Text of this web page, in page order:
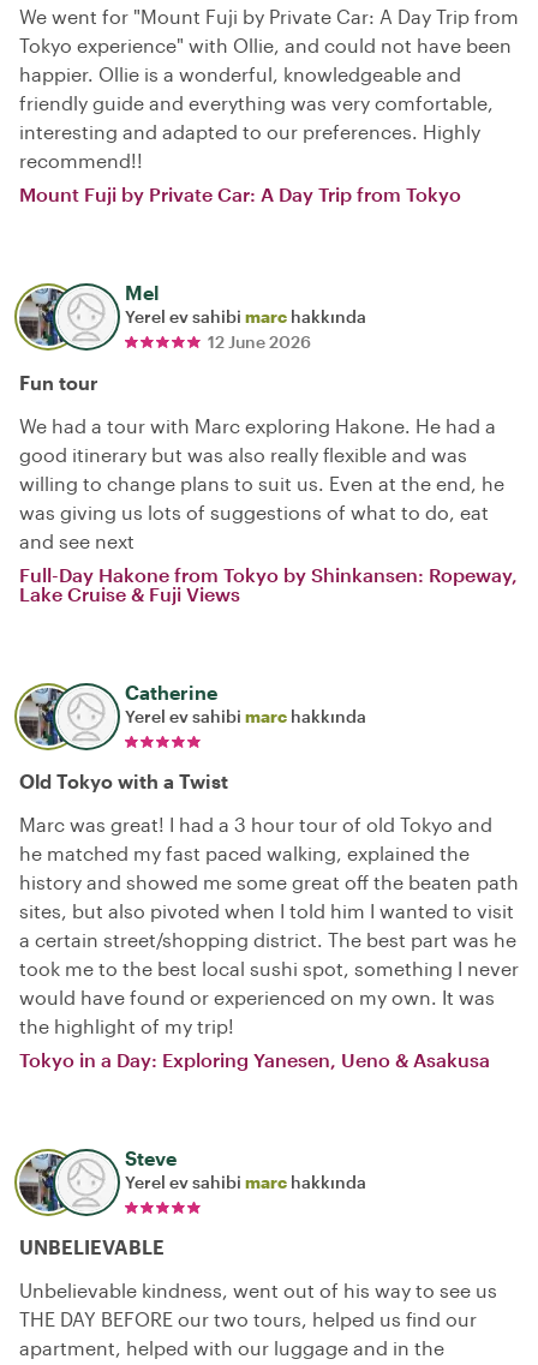
We went for "Mount Fuji by Private Car: A Day Trip from
Tokyo experience" with Ollie, and could not have been
happier. Ollie is a wonderful, knowledgeable and
friendly guide and everything was very comfortable,
interesting and adapted to our preferences. Highly
recommend!!
Mount Fuji by Private Car: A Day Trip from Tokyo
Mel
Yerel ev sahibi marc hakkında
12 June 2026
Fun tour
We had a tour with Marc exploring Hakone. He had a
good itinerary but was also really flexible and was
willing to change plans to suit us. Even at the end, he
was giving us lots of suggestions of what to do, eat
and see next
Full-Day Hakone from Tokyo by Shinkansen: Ropeway,
Lake Cruise & Fuji Views
Catherine
Yerel ev sahibi marc hakkında
Old Tokyo with a Twist
Marc was great! I had a 3 hour tour of old Tokyo and
he matched my fast paced walking, explained the
history and showed me some great off the beaten path
sites, but also pivoted when I told him I wanted to visit
a certain street/shopping district. The best part was he
took me to the best local sushi spot, something I never
would have found or experienced on my own. It was
the highlight of my trip!
Tokyo in a Day: Exploring Yanesen, Ueno & Asakusa
Steve
Yerel ev sahibi marc hakkında
UNBELIEVABLE
Unbelievable kindness, went out of his way to see us
THE DAY BEFORE our two tours, helped us find our
apartment, helped with our luggage and in the